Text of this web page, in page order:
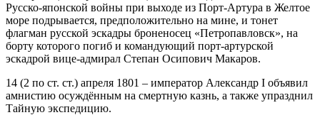
Русско-японской войны при выходе из Порт-Артура в Желтое
море подрывается, предположительно на мине, и тонет
флагман русской эскадры броненосец «Петропавловск», на
борту которого погиб и командующий порт-артурской
эскадрой вице-адмирал Степан Осипович Макаров.
14 (2 по ст. ст.) апреля 1801 – император Александр I объявил
амнистию осуждённым на смертную казнь, а также упразднил
Тайную экспедицию.